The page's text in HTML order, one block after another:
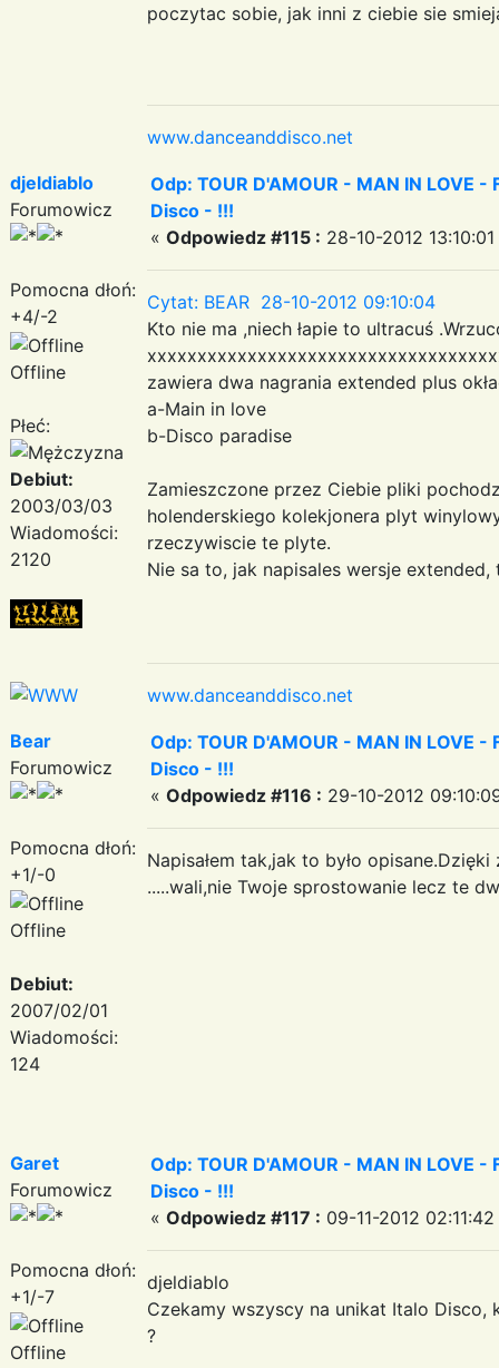
poczytac sobie, jak inni z ciebie sie
www.danceanddisco.net
djeldiablo
Forumowicz
Pomocna dłoń:
+4/-2
Offline
Płeć:
Debiut:
2003/03/03
Wiadomości:
2120
Odp: TOUR D'AMOUR - MAN IN LOVE
Disco - !!!
« Odpowiedz #115 : 28-10-2012 13:10:01
Cytat: BEAR 28-10-2012 09:10:04
Kto nie ma ,niech łapie to ultracuś
zawiera dwa nagrania extended plus
a-Main in love
b-Disco paradise
Zamieszczone przez Ciebie pliki
holenderskiego kolekjonera plyt
rzeczywiscie te plyte.
Nie sa to, jak napisales wersje
www.danceanddisco.net
Bear
Forumowicz
Pomocna dłoń:
+1/-0
Offline
Debiut:
2007/02/01
Wiadomości:
124
Odp: TOUR D'AMOUR - MAN IN LOVE
Disco - !!!
« Odpowiedz #116 : 29-10-2012
Napisałem tak,jak to było
.....wali,nie Twoje sprostowanie lecz te
Garet
Forumowicz
Pomocna dłoń:
+1/-7
Offline
Odp: TOUR D'AMOUR - MAN IN LOVE
Disco - !!!
« Odpowiedz #117 : 09-11-2012 02:11:42
djeldiablo
Czekamy wszyscy na unikat Italo
?